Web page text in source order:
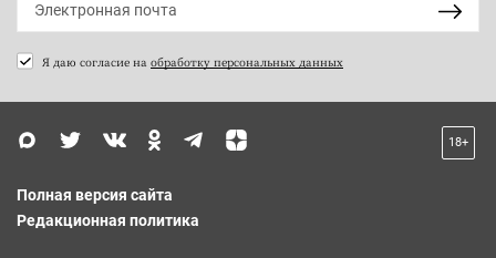
Я даю согласие на обработку персональных данных
18+
Полная версия сайта
Редакционная политика